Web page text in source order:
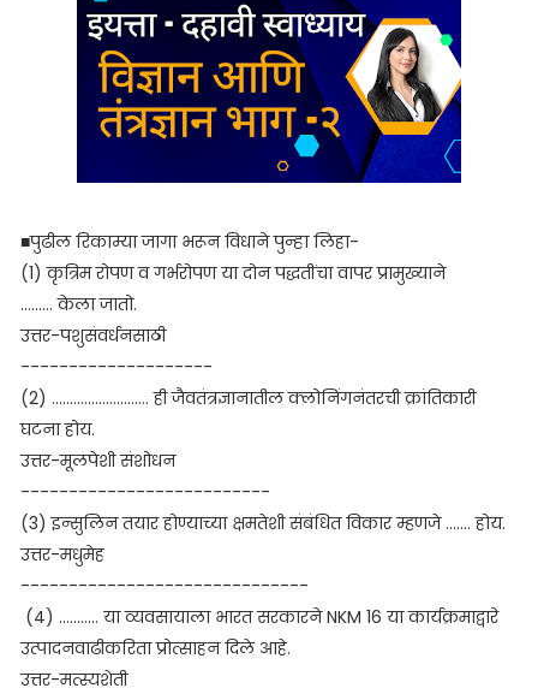
■पुढील रिकाम्या जागा भरून विधाने पुन्हा लिहा-
(1) कृत्रिम रोपण व गर्भरोपण या दोन पद्धतींचा वापर प्रामुख्याने
.........केला जातो.
उत्तर-पशुसंवर्धनसाठी
--------------------
(2) ........................... ही जैवतंत्रज्ञानातील क्लोनिंगनंतरची क्रांतिकारी
घटना होय.
उत्तर-मूलपेशी संशोधन
--------------------------
(3) इन्सुलिन तयार होण्याच्या क्षमतेशी संबंधित विकार म्हणजे ....... होय.
उत्तर-मधुमेह
------------------------------
(4) ........... या व्यवसायाला भारत सरकारने NKM 16 या कार्यक्रमाद्वारे
उत्पादनवाढीकरिता प्रोत्साहन दिले आहे.
उत्तर-मत्स्यशेती